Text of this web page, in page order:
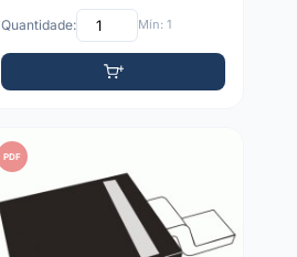
Quantidade: Mín: 1
PDF